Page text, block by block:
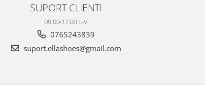
SUPORT CLIENTI
09:00-17:00 L-V
0765243839
suport.ellashoes@gmail.com